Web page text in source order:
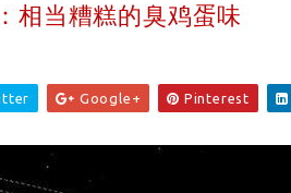
相当糟糕的臭鸡蛋味
Google+ Pinterest